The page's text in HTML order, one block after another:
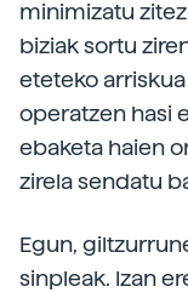
minimizatu
biziak sortu
eteteko
operatzen hasi
ebaketa haien
zirela sendatu
Egun,
sinpleak. Izan